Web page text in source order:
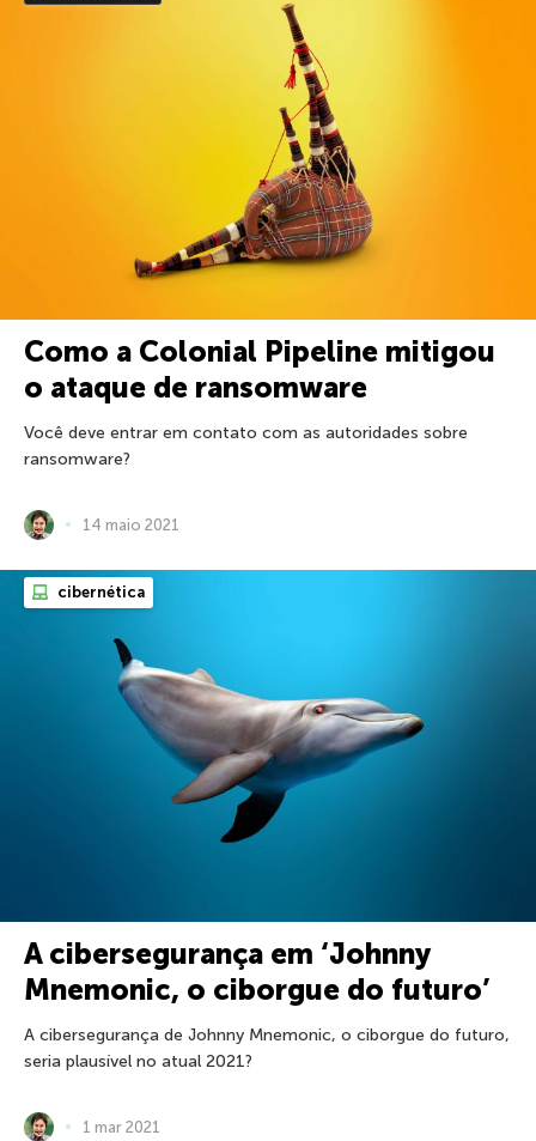
Como a Colonial Pipeline mitigou
o ataque de ransomware
Você deve entrar em contato com as autoridades sobre
ransomware?
14 maio 2021
cibernética
A cibersegurança em ‘Johnny
Mnemonic, o ciborgue do futuro’
A cibersegurança de Johnny Mnemonic, o ciborgue do futuro,
seria plausível no atual 2021?
1 mar 2021